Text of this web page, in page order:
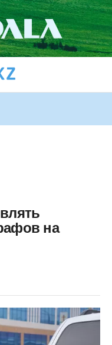
на